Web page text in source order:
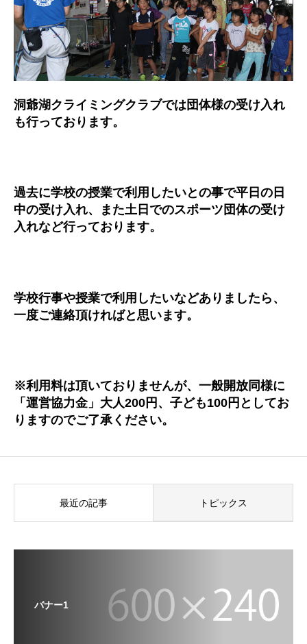
洞爺湖クライミングクラブでは団体様の受け入れ
も行っております。
過去に学校の授業で利用したいとの事で平日の日
中の受け入れ、また土日でのスポーツ団体の受け
入れなど行っております。
学校行事や授業で利用したいなどありましたら、
一度ご連絡頂ければと思います。
※利用料は頂いておりませんが、一般開放同様に
「運営協力金」大人200円、子ども100円としてお
りますのでご了承ください。
最近の記事 トピックス
バナー1